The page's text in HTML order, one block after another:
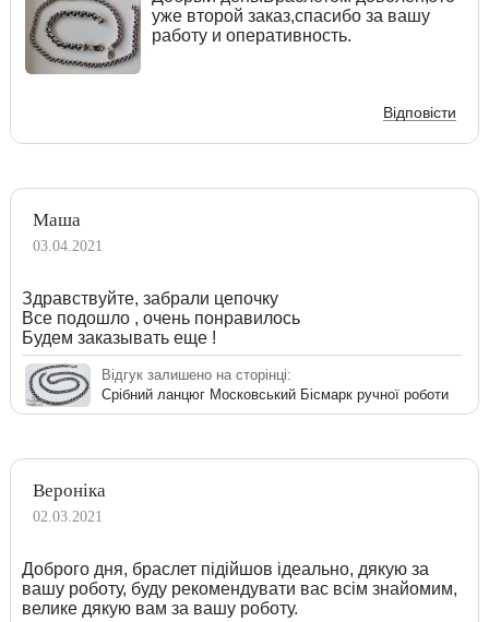
уже второй заказ,спасибо за вашу
работу и оперативность.
Відповісти
Маша
03.04.2021
Здравствуйте, забрали цепочку
Все подошло , очень понравилось
Будем заказывать еще !
Відгук залишено на сторінці:
Срібний ланцюг Московський Бісмарк ручної роботи
Вероніка
02.03.2021
Доброго дня, браслет підійшов ідеально, дякую за
вашу роботу, буду рекомендувати вас всім знайомим,
велике дякую вам за вашу роботу.